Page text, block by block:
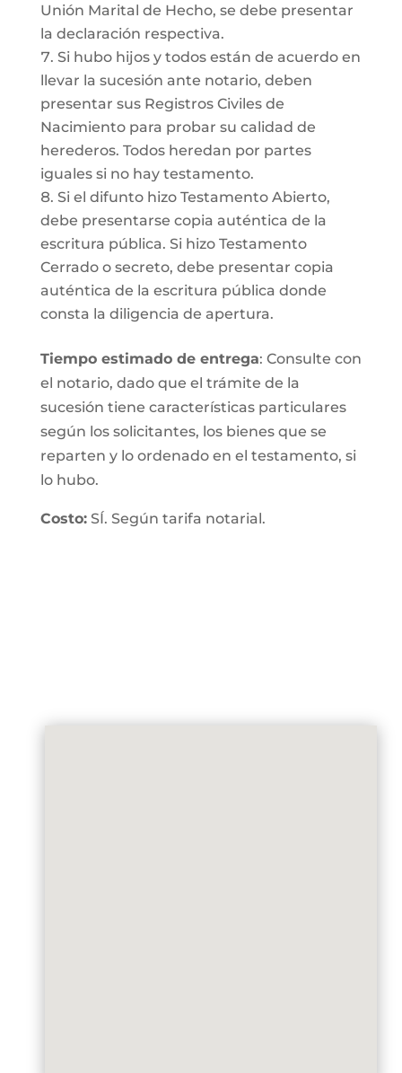
Unión Marital de Hecho, se debe presentar
la declaración respectiva.
Si hubo hijos y todos están de acuerdo en
llevar la sucesión ante notario, deben
presentar sus Registros Civiles de
Nacimiento para probar su calidad de
herederos. Todos heredan por partes
iguales si no hay testamento.
Si el difunto hizo Testamento Abierto,
debe presentarse copia auténtica de la
escritura pública. Si hizo Testamento
Cerrado o secreto, debe presentar copia
auténtica de la escritura pública donde
consta la diligencia de apertura.
Tiempo estimado de entrega: Consulte con
el notario, dado que el trámite de la
sucesión tiene características particulares
según los solicitantes, los bienes que se
reparten y lo ordenado en el testamento, si
lo hubo.
Costo:SÍ. Según tarifa notarial.